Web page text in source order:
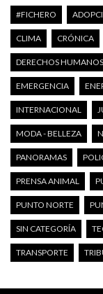
#FICHERO
CLIMA CRÓNICA
DERECHOS HUMANOS
EMERGENCIA
INTERNACIONAL
MODA - BELLEZA
PANORAMAS
PRENSA ANIMAL
PUNTO NORTE
SIN CATEGORÍA
TRANSPORTE